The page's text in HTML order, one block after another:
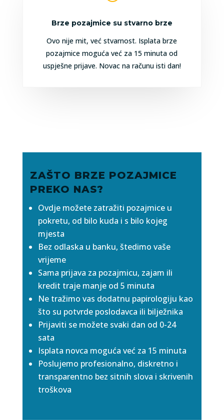
Brze pozajmice su stvarno brze
Ovo nije mit, već stvarnost. Isplata brze
pozajmice moguća već za 15 minuta od
uspješne prijave. Novac na računu isti dan!
ZAŠTO BRZE POZAJMICE
PREKO NAS?
Ovdje možete zatražiti pozajmice u
pokretu, od bilo kuda i s bilo kojeg
mjesta
Bez odlaska u banku, štedimo vaše
vrijeme
Sama prijava za pozajmicu, zajam ili
kredit traje manje od 5 minuta
Ne tražimo vas dodatnu papirologiju kao
što su potvrde poslodavca ili bilježnika
Prijaviti se možete svaki dan od 0-24
sata
Isplata novca moguća već za 15 minuta
Poslujemo profesionalno, diskretno i
transparentno bez sitnih slova i skrivenih
troškova